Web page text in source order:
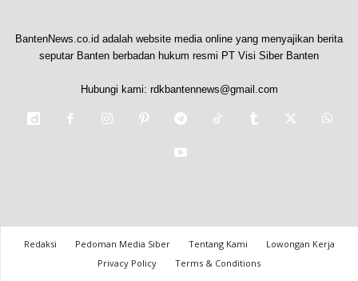
BantenNews.co.id adalah website media online yang menyajikan berita
seputar Banten berbadan hukum resmi PT Visi Siber Banten
Hubungi kami: rdkbantennews@gmail.com
Redaksi Pedoman Media Siber Tentang Kami
Lowongan Kerja
Privacy Policy
Terms & Conditions